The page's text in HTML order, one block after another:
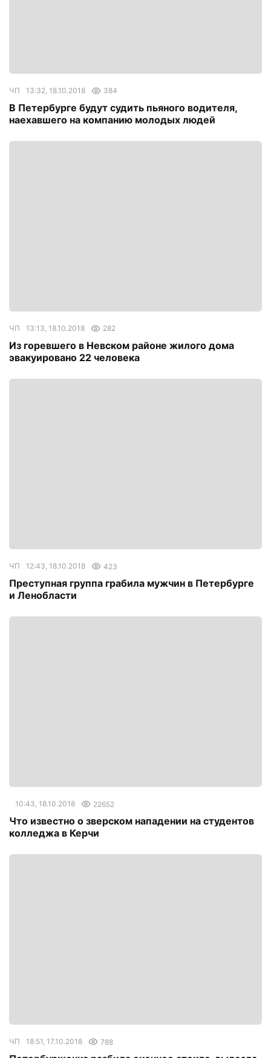
ЧП 13:32, 18.10.2018 384
В Петербурге будут судить пьяного водителя,
наехавшего на компанию молодых людей
ЧП 13:13, 18.10.2018 282
Из горевшего в Невском районе жилого дома
эвакуировано 22 человека
ЧП 12:43, 18.10.2018 423
Преступная группа грабила мужчин в Петербурге
и Ленобласти
10:43, 18.10.2018 22652
Что известно о зверском нападении на студентов
колледжа в Керчи
ЧП 18:51, 17.10.2018 788